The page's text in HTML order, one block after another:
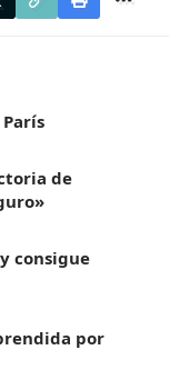
de
consigue
por